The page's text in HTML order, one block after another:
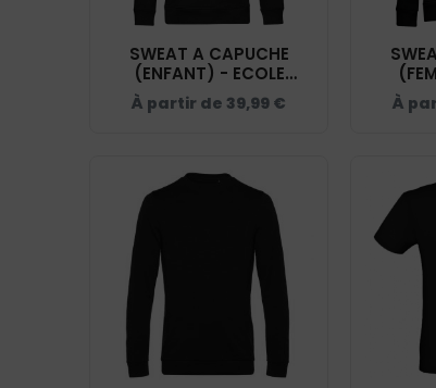
SWEAT A CAPUCHE
(ENFANT) - ECOLE
D'EQUITATION DU
COQUET - K477
À partir de 39,99 € À